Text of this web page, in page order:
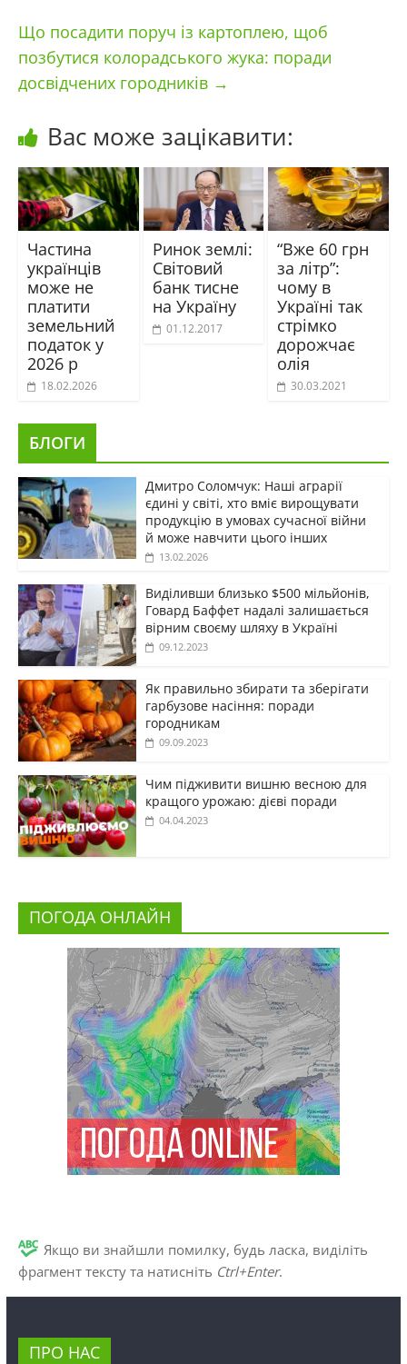
Що посадити поруч із картоплею, щоб
позбутися колорадського жука: поради
досвідчених городників →
Вас може зацікавити:
Частина
українців
може не
платити
земельний
податок у
2026 р
18.02.2026
Ринок землі:
Світовий
банк тисне
на Україну
01.12.2017
“Вже 60 грн
за літр”:
чому в
Україні так
стрімко
дорожчає
олія
30.03.2021
БЛОГИ
Дмитро Соломчук: Наші аграрії
єдині у світі, хто вміє вирощувати
продукцію в умовах сучасної війни
й може навчити цього інших
13.02.2026
Виділивши близько $500 мільйонів,
Говард Баффет надалі залишається
вірним своєму шляху в Україні
09.12.2023
Як правильно збирати та зберігати
гарбузове насіння: поради
городникам
09.09.2023
Чим підживити вишню весною для
кращого урожаю: дієві поради
04.04.2023
ПОГОДА ОНЛАЙН
Якщо ви знайшли помилку, будь ласка, виділіть
фрагмент тексту та натисніть Ctrl+Enter.
ПРО НАС